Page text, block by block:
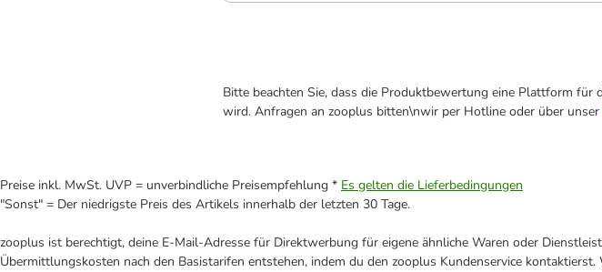
Bitte beachten Sie, dass die Produktbewertung eine Plattform
wird. Anfragen an zooplus bitten\nwir per Hotline oder über unser
Preise inkl. MwSt. UVP = unverbindliche Preisempfehlung * Es gelten die Lieferbedingungen
"Sonst" = Der niedrigste Preis des Artikels innerhalb der letzten 30 Tage.
zooplus ist berechtigt, deine E-Mail-Adresse für Direktwerbung für eigene ähnliche Waren oder
Übermittlungskosten nach den Basistarifen entstehen, indem du den zooplus Kundenservice